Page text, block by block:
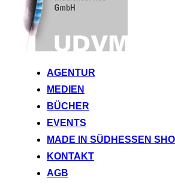
AGENTUR
MEDIEN
BÜCHER
EVENTS
MADE IN SÜDHESSEN
KONTAKT
AGB